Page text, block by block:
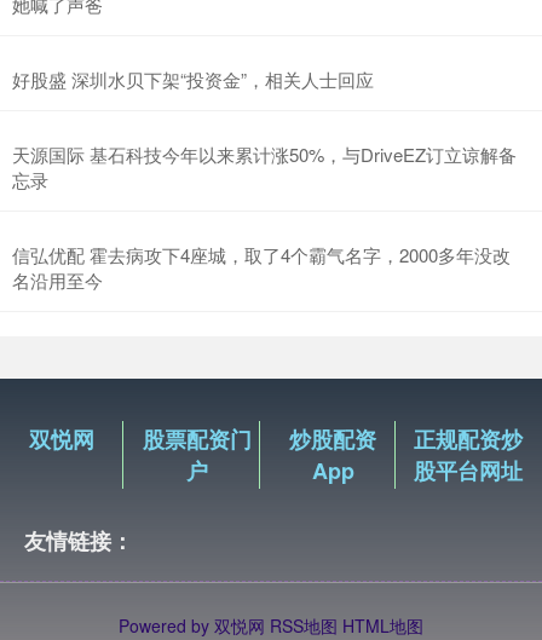
好股盛 深圳水贝下架“投资金”，相关人士回应
天源国际 基石科技今年以来累计涨50%，与DriveEZ订立谅解备
忘录
信弘优配 霍去病攻下4座城，取了4个霸气名字，2000多年没改
名沿用至今
双悦网
股票配资门
户
炒股配资
App
正规配资炒
股平台网址
友情链接：
Powered by 双悦网 RSS地图 HTML地图